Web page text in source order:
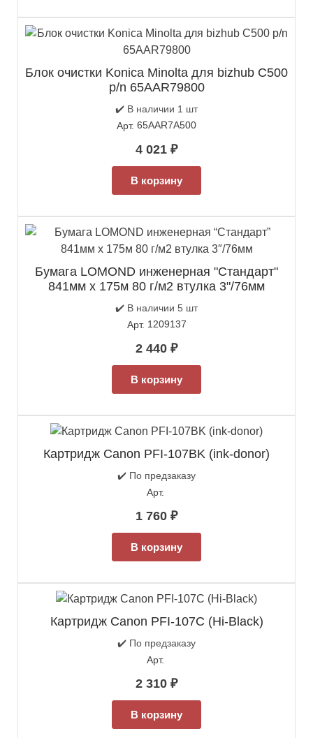
Блок очистки Konica Minolta для bizhub C500
p/n 65AAR79800
✔️ В наличии 1 шт
Арт. 65AAR7A500
4 021 ₽
В корзину
Бумага LOMOND инженерная "Стандарт"
841мм х 175м 80 г/м2 втулка 3"/76мм
✔️ В наличии 5 шт
Арт. 1209137
2 440 ₽
В корзину
Картридж Canon PFI-107BK (ink-donor)
✔️ По предзаказу
Арт.
1 760 ₽
В корзину
Картридж Canon PFI-107C (Hi-Black)
✔️ По предзаказу
Арт.
2 310 ₽
В корзину